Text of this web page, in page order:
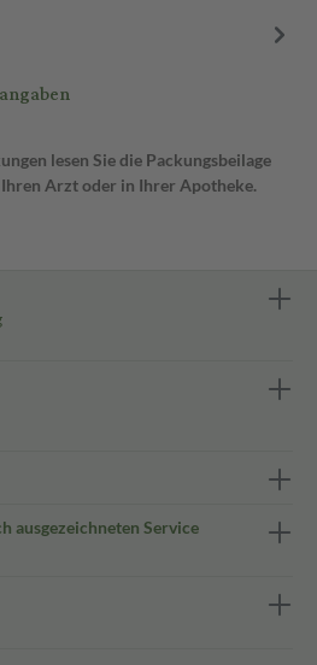
lesen Sie die Packungsbeilage
Arzt oder in Ihrer Apotheke.
ausgezeichneten Service